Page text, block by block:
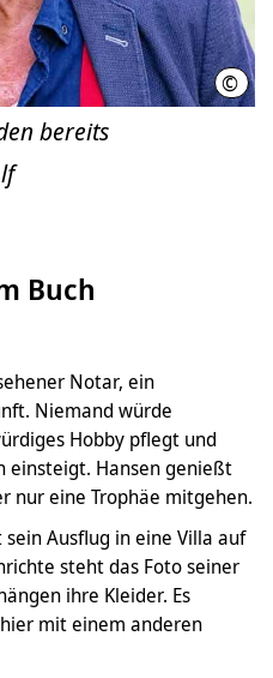
©
bereits
Buch
Notar, ein
Niemand würde
Hobby pflegt und
einsteigt. Hansen genießt
nur eine Trophäe mitgehen.
Ausflug in eine Villa auf
steht das Foto seiner
ihre Kleider. Es
mit einem anderen